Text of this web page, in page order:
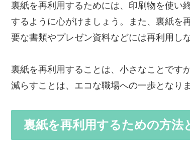
裏紙を再利用するためには、印刷物を使い
するように心がけましょう。また、裏紙を
要な書類やプレゼン資料などには再利用し
裏紙を再利用することは、小さなことです
減らすことは、エコな職場への一歩となりま
裏紙を再利用するための方法